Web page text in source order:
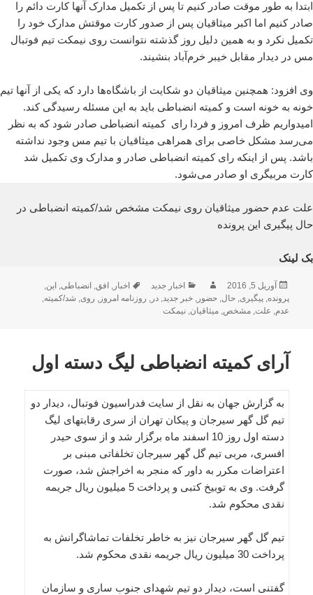
ابتدا به طور موقت صادر کنیم تا پس از تکمیل مدارک آنها کارت دائم را
صادر کنیم اما اکبر میثاقیان پس از صدور کارت موقتش مدارک خود را
تکمیل نکرد و به همین دلیل روز گذشته نتوانست روی نیمکت تیم فوتبال
مس در دیدار مقابل خیبر خرم‌آباد بنشیند.
وی افزود: همچنین میثاقیان دو شکایت از باشگاه‌ها دارد که یکی از آنها تیم
خونه به خونه است و کمیته انضباطی باید به این مسئله رسیدگی کند.
امیدواریم ظرف امروز و فردا رای کمیته انضباطی صادر شود که به نظر
می‌رسد مشکل خاصی برای همراهی میثاقیان با تیم مس وجود نداشته
باشد. پس از اینکه رای کمیته انضباطی صادر و مدارک وی تکمیل شد
کارت مربیگری او صادر می‌شود.
علت عدم حضور میثاقیان روی نیمکت مشخص شد/کمیته انضباطی در
حال پیگیری این پرونده
بک لینک
ارسال
شده
در
آوریل 5, 2016 نویسندهدسته‌ها
اخبار جدید برچسب‌ها
اخبار ,افق ,انضباطی ,این
پرونده ,پیگیری ,حال ,حضور ,خبر جدید ,در روزنامه امروز روی شد/کمیته
عدم علت ,مشخص ,میثاقیان ,نیمکت
آرای کمیته انضباطی لیگ دسته اول
به گزارش جهان به نقل از سایت فدراسیون فوتبال، دیدار دو
تیم گل گهر سیرجان و پیکان تهران از سری رقابتهای لیگ
دسته اول روز 10 اسفند ماه برگزار شد و از سوی حیدر
افسری، مربی تیم گل گهر سیرجان تخلفاتی مبنی بر
اعتراضات مکرر به داور که منجر به اخراجش شد، صورت
گرفت. وی به توبیخ کتبی و پرداخت 5 میلیون ریال جریمه
نقدی محکوم شد.
تیم گل گهر سیرجان نیز به خاطر تخلفات تماشاگرانش به
پرداخت 30 میلیون ریال جریمه نقدی محکوم شد.
گفتنی است، دیدار دو تیم شهدای جنوب ساری و سازمان